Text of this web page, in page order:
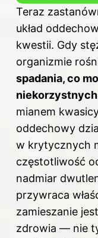
Teraz
układ
kwestii. Gdy
organizmie
spadania, co
mianem
oddechowy
w krytycznych
częstotliwość
nadmiar
przywraca
zamieszanie
zdrowia — nie